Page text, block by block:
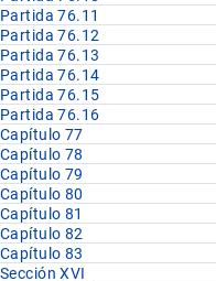
Partida 76.11
Partida 76.12
Partida 76.13
Partida 76.14
Partida 76.15
Partida 76.16
Capítulo 77
Capítulo 78
Capítulo 79
Capítulo 80
Capítulo 81
Capítulo 82
Capítulo 83
Sección XVI